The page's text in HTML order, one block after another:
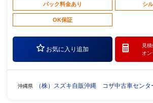
パック料金あり シ
OK保証
お気に入り追加
見積
オン
沖縄県 （株）スズキ自販沖縄 コザ中古車センタ